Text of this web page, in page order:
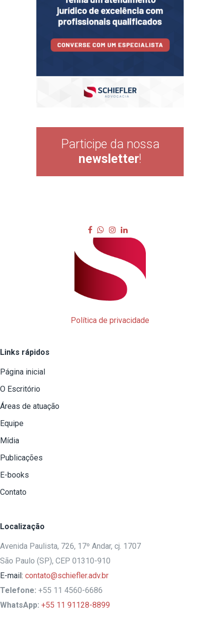
Participe da nossa
newsletter!
Política de privacidade
Links rápidos
Página inicial
O Escritório
Áreas de atuação
Equipe
Mídia
Publicações
E-books
Contato
Localização
Avenida Paulista, 726, 17º Andar, cj. 1707
São Paulo (SP), CEP 01310-910
E-mail: contato@schiefler.adv.br
Telefone: +55 11 4560-6686
WhatsApp: +55 11 91128-8899